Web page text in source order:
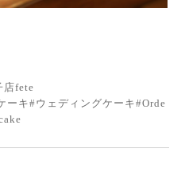
店fete
ーキ#ウェディングケーキ#Orde